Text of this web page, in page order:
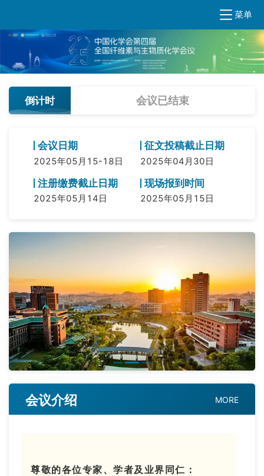
菜单
倒计时 会议已结束
会议日期
2025年05月15-18日
征文投稿截止日期
2025年04月30日
注册缴费截止日期
2025年05月14日
现场报到时间
2025年05月15日
会议介绍 MORE
尊敬的各位专家、学者及业界同仁：